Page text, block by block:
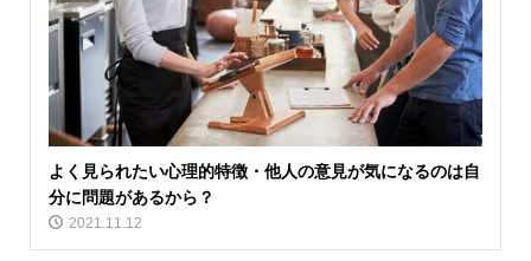
よく見られたい心理的特徴・他人の意見が気になるのは自
分に問題があるから？
2021.11.12